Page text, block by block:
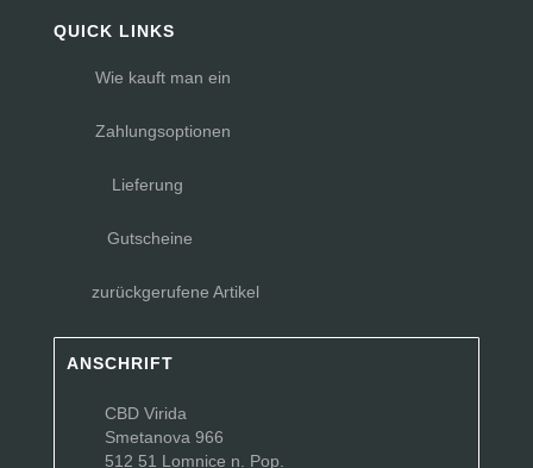
QUICK LINKS
Wie kauft man ein
Zahlungsoptionen
Lieferung
Gutscheine
zurückgerufene Artikel
ANSCHRIFT
CBD Virida
Smetanova 966
512 51 Lomnice n. Pop.